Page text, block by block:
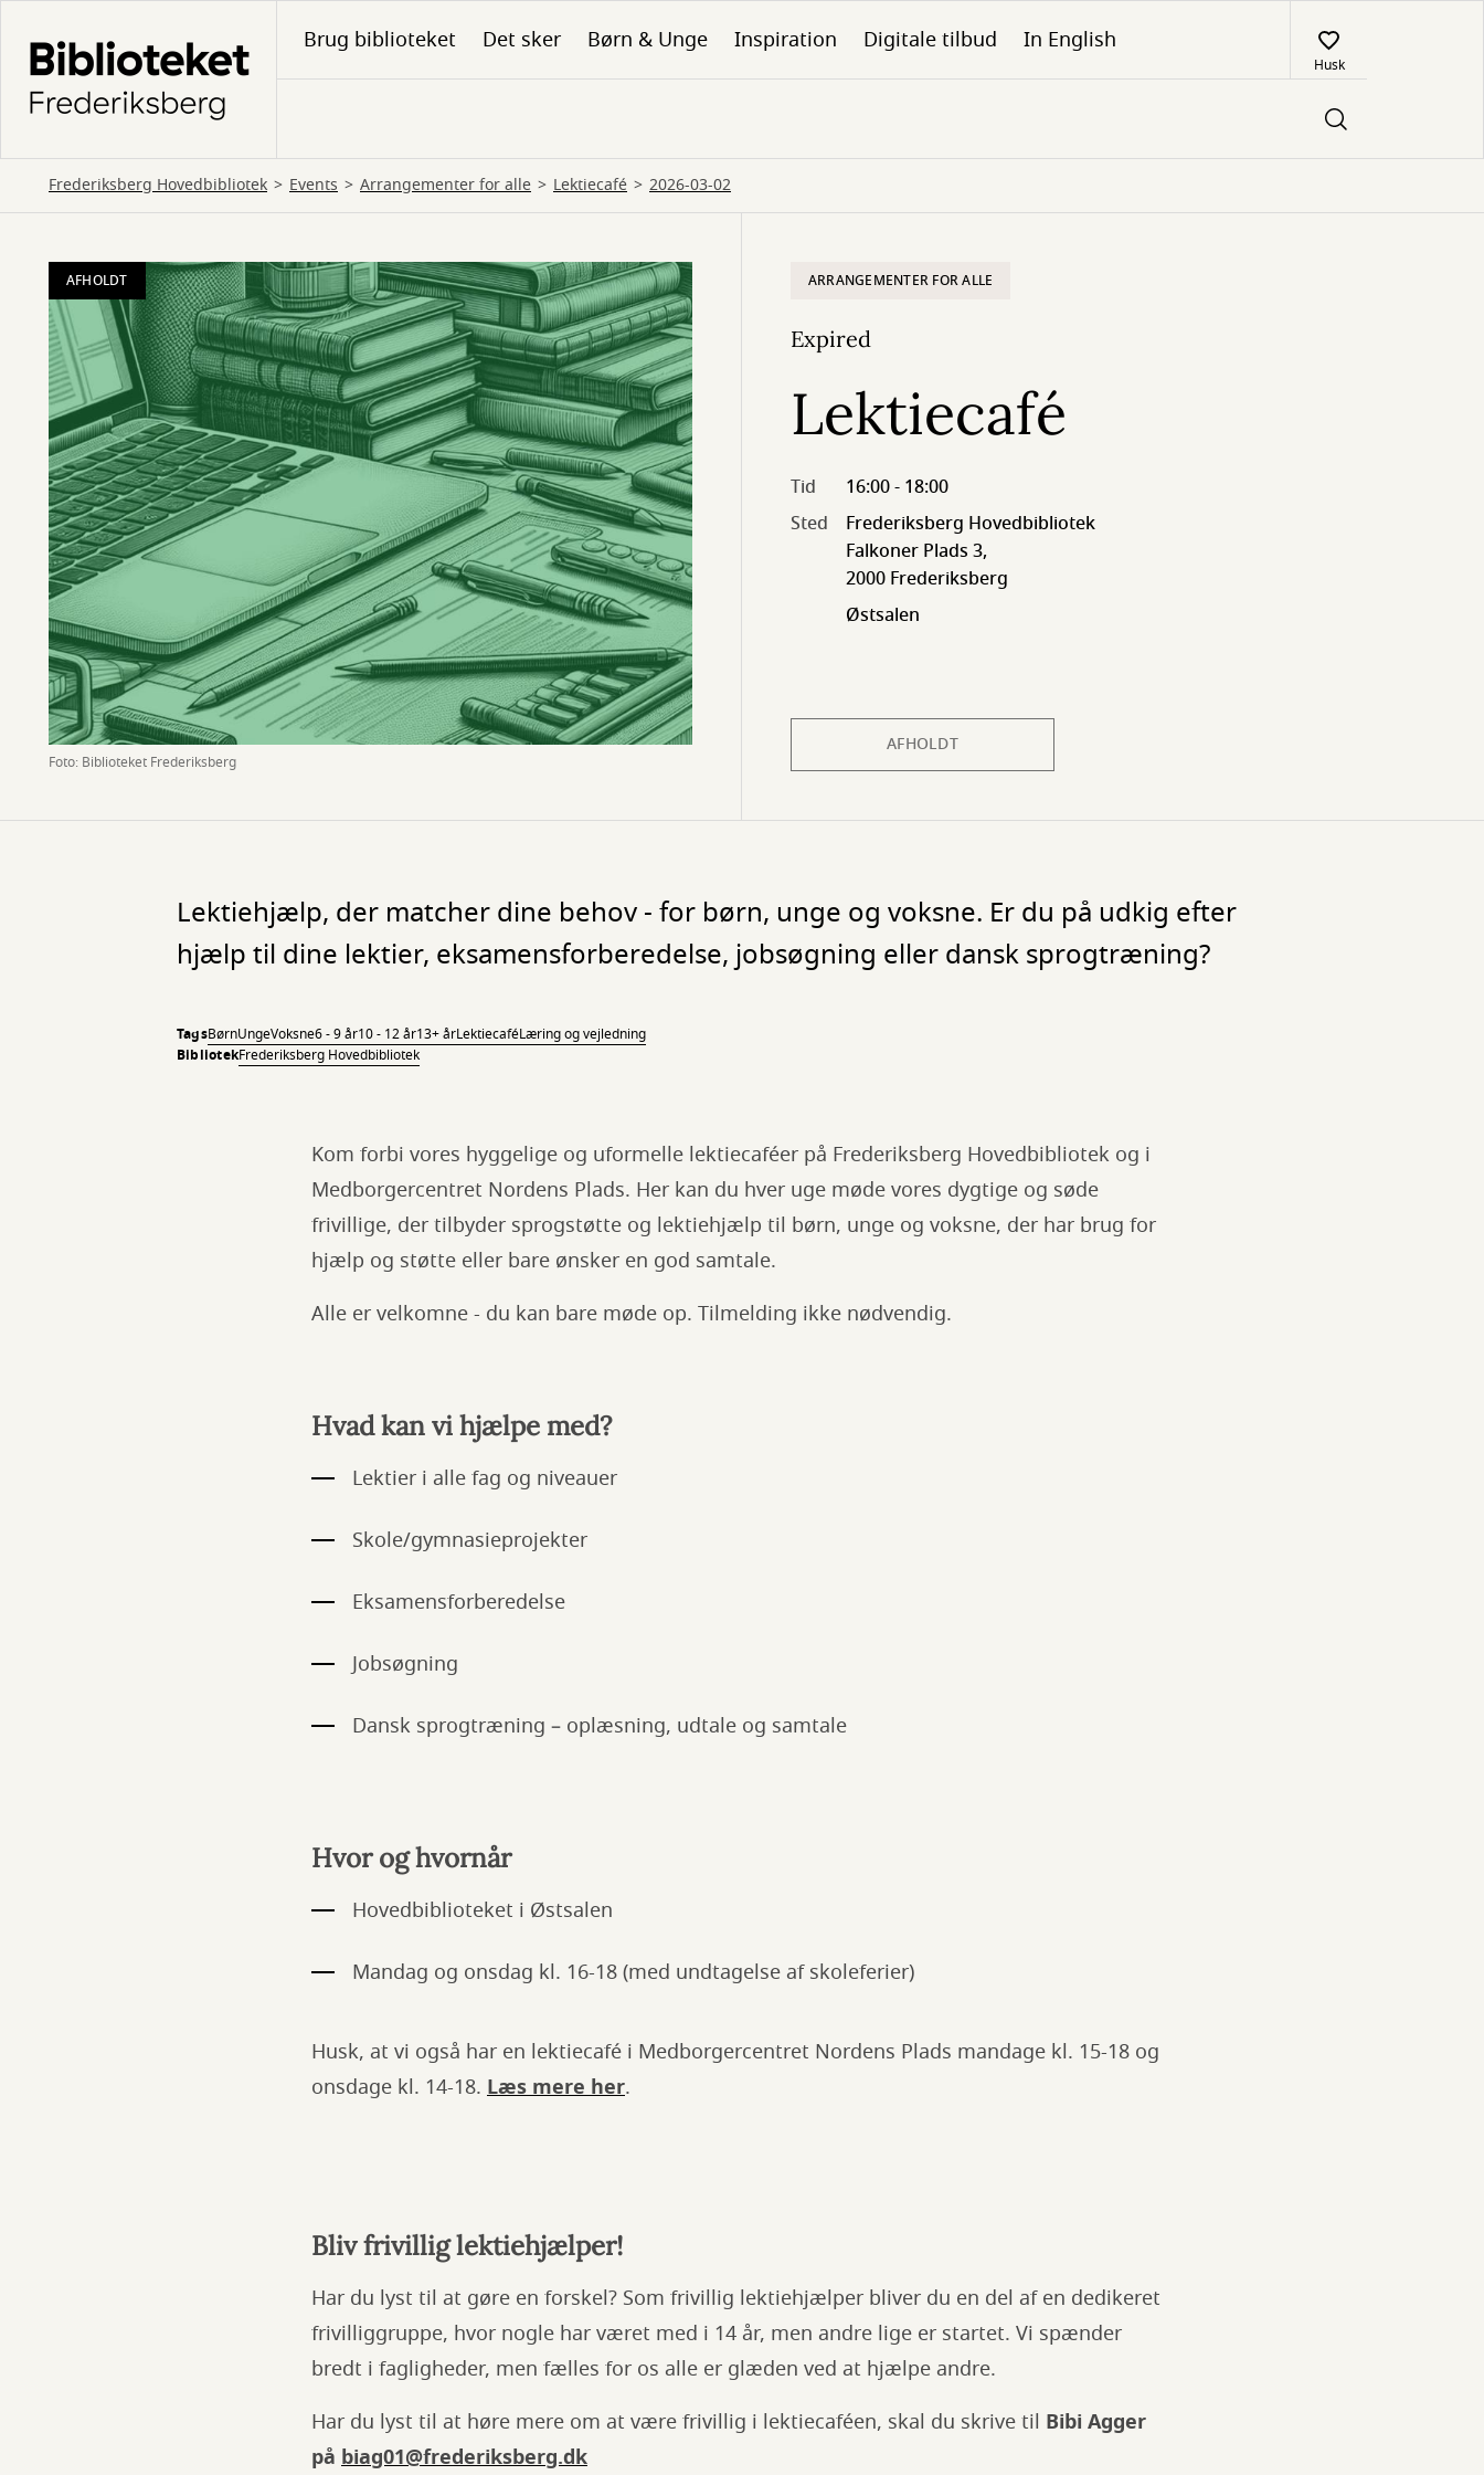
hovedindhold
Brug biblioteket Det sker Børn & Unge Inspiration Digitale tilbud In English
Husk
Frederiksberg Hovedbibliotek Events Arrangementer for alle Lektiecafé 2026-03-02
AFHOLDT
Foto: Biblioteket Frederiksberg
ARRANGEMENTER FOR ALLE
Expired
Lektiecafé
Tid
16:00 - 18:00
Sted
Frederiksberg Hovedbibliotek
Falkoner Plads 3,
2000 Frederiksberg
Østsalen
AFHOLDT
Lektiehjælp, der matcher dine behov - for børn, unge og voksne. Er du på udkig efter
hjælp til dine lektier, eksamensforberedelse, jobsøgning eller dansk sprogtræning?
TagsBørnUngeVoksne6 - 9 år10 - 12 år13+ årLektiecaféLæring og vejledning
BibliotekFrederiksberg Hovedbibliotek
Kom forbi vores hyggelige og uformelle lektiecaféer på Frederiksberg Hovedbibliotek og i
Medborgercentret Nordens Plads. Her kan du hver uge møde vores dygtige og søde
frivillige, der tilbyder sprogstøtte og lektiehjælp til børn, unge og voksne, der har brug for
hjælp og støtte eller bare ønsker en god samtale.
Alle er velkomne - du kan bare møde op. Tilmelding ikke nødvendig.
Hvad kan vi hjælpe med?
Lektier i alle fag og niveauer
Skole/gymnasieprojekter
Eksamensforberedelse
Jobsøgning
Dansk sprogtræning – oplæsning, udtale og samtale
Hvor og hvornår
Hovedbiblioteket i Østsalen
Mandag og onsdag kl. 16-18 (med undtagelse af skoleferier)
Husk, at vi også har en lektiecafé i Medborgercentret Nordens Plads mandage kl. 15-18 og
onsdage kl. 14-18. Læs mere her.
Bliv frivillig lektiehjælper!
Har du lyst til at gøre en forskel? Som frivillig lektiehjælper bliver du en del af en dedikeret
frivilliggruppe, hvor nogle har været med i 14 år, men andre lige er startet. Vi spænder
bredt i fagligheder, men fælles for os alle er glæden ved at hjælpe andre.
Har du lyst til at høre mere om at være frivillig i lektiecaféen, skal du skrive til Bibi Agger
på biag01@frederiksberg.dk